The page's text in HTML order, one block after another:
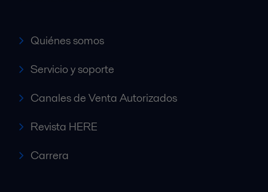
Quiénes somos
Servicio y soporte
Canales de Venta Autorizados
Revista HERE
Carrera